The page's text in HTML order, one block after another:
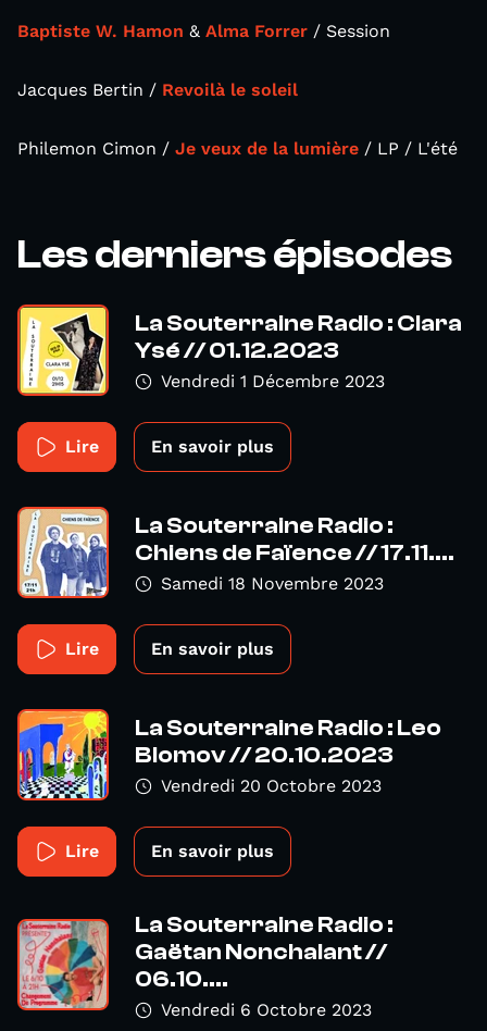
Baptiste W. Hamon & Alma Forrer / Session
Jacques Bertin / Revoilà le soleil
Philemon Cimon / Je veux de la lumière / LP / L'été
Les derniers épisodes
La Souterraine Radio : Clara
Ysé // 01.12.2023
Vendredi 1 Décembre 2023
Lire En savoir plus
La Souterraine Radio :
Chiens de Faïence // 17.11....
Samedi 18 Novembre 2023
Lire En savoir plus
La Souterraine Radio : Leo
Blomov // 20.10.2023
Vendredi 20 Octobre 2023
Lire En savoir plus
La Souterraine Radio :
Gaëtan Nonchalant //
06.10....
Vendredi 6 Octobre 2023